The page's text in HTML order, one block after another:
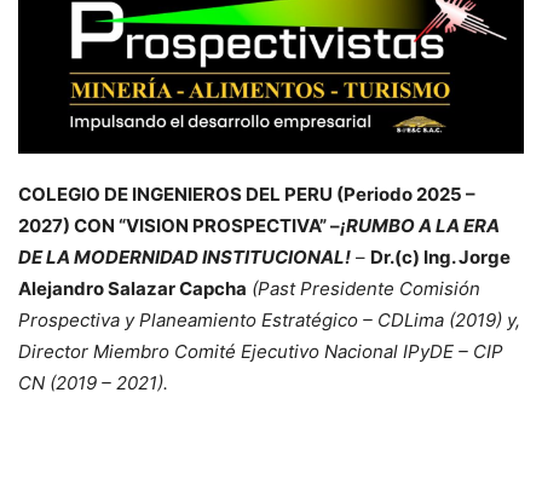
COLEGIO DE INGENIEROS DEL PERU (Periodo 2025 –
2027) CON “VISION PROSPECTIVA” –¡RUMBO A LA ERA
DE LA MODERNIDAD INSTITUCIONAL! – Dr.(c) Ing. Jorge
Alejandro Salazar Capcha (Past Presidente Comisión
Prospectiva y Planeamiento Estratégico – CDLima (2019) y,
Director Miembro Comité Ejecutivo Nacional IPyDE – CIP
CN (2019 – 2021).